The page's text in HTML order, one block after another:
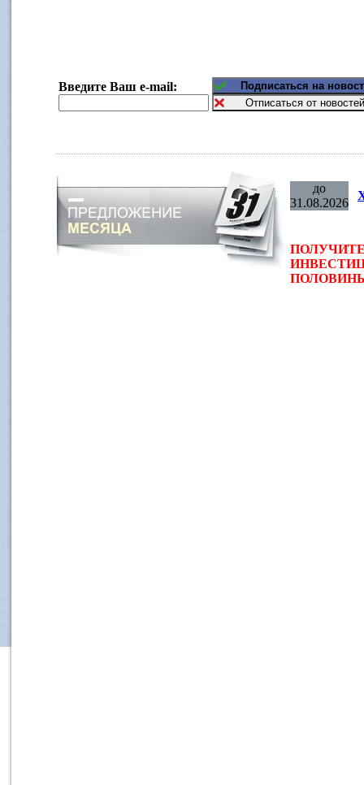
Введите Ваш e-mail:
до
31.08.2026
ПОЛОВИНЫ